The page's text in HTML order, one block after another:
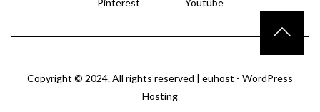
Copyright © 2024. All rights reserved | euhost - WordPress
Hosting